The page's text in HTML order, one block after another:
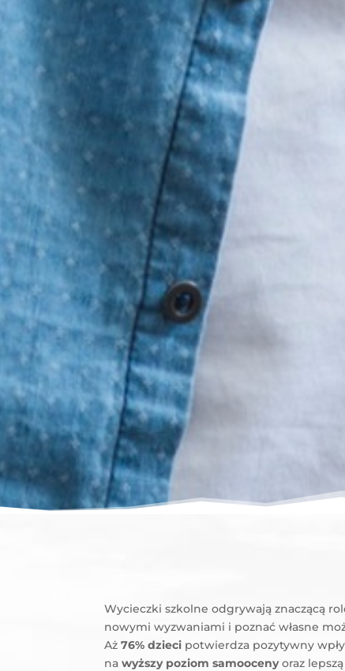
Wycieczki szkolne odgrywają znaczącą
nowymi wyzwaniami i poznać własne
Aż 76% dzieci potwierdza pozytywny
na wyższy poziom samoocenyoraz